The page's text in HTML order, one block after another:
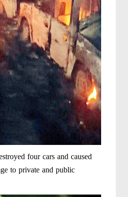
four cars and caused
to private and public